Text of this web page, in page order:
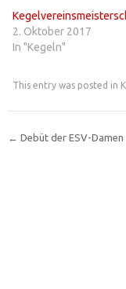
2. Oktober 2017
In "Kegeln"
This entry was posted in
← Debüt der ESV-Damen